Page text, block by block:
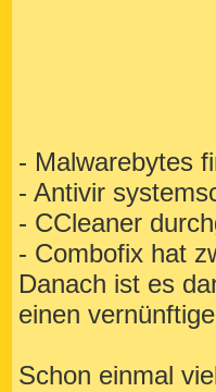
- Malwarebytes
- Antivir
- CCleaner
- Combofix hat
Danach ist es
einen
Schon einmal